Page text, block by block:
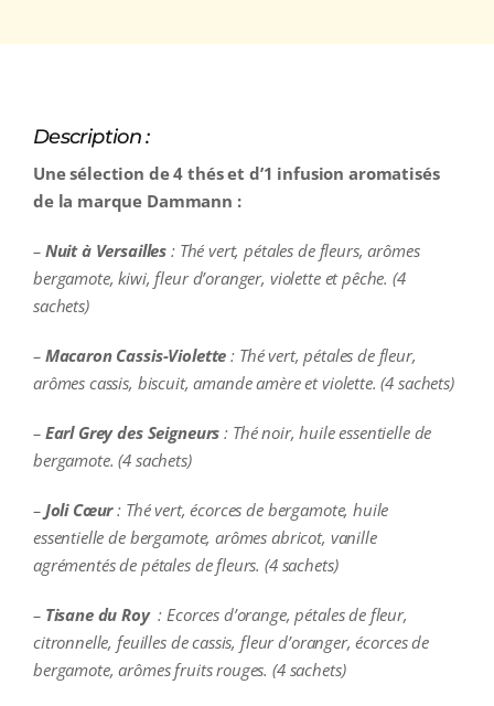
Description :
Une sélection de 4 thés et d’1 infusion aromatisés
de la marque Dammann :
– Nuit à Versailles : Thé vert, pétales de fleurs, arômes
bergamote, kiwi, fleur d’oranger, violette et pêche. (4
sachets)
– Macaron Cassis-Violette : Thé vert, pétales de fleur,
arômes cassis, biscuit, amande amère et violette. (4 sachets)
– Earl Grey des Seigneurs : Thé noir, huile essentielle de
bergamote. (4 sachets)
– Joli Cœur: Thé vert, écorces de bergamote, huile
essentielle de bergamote, arômes abricot, vanille
agrémentés de pétales de fleurs. (4 sachets)
– Tisane du Roy : Ecorces d’orange, pétales de fleur,
citronnelle, feuilles de cassis, fleur d’oranger, écorces de
bergamote, arômes fruits rouges. (4 sachets)